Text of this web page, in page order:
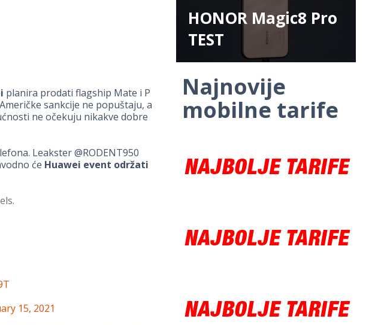
planira prodati flagship Mate i P
sankcije ne popuštaju, a
ne očekuju nikakve dobre
Leakster @RODENT950
će Huawei event održati
15, 2021
HONOR Magic8 Pro
TEST
Najnovije
mobilne tarife